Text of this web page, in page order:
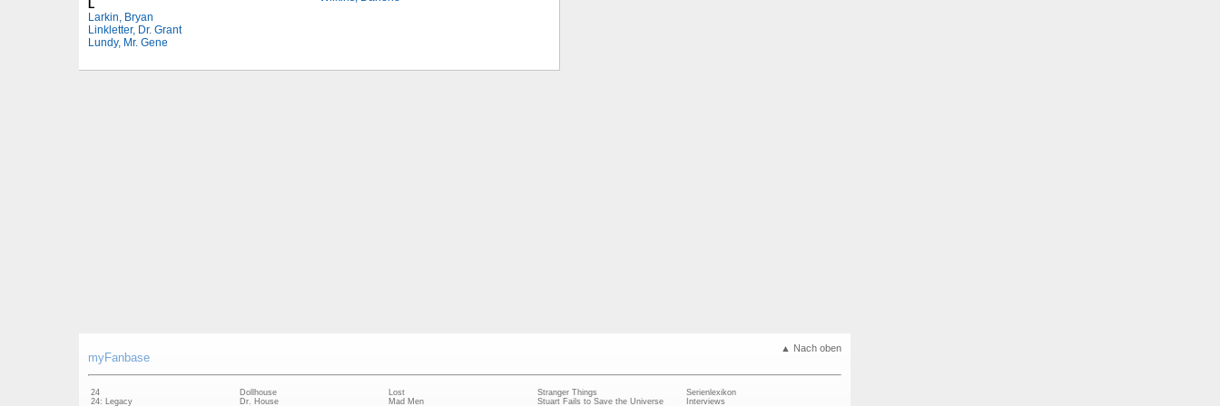
L
Larkin, Bryan
Linkletter, Dr. Grant
Lundy, Mr. Gene
▲ Nach oben
myFanbase
24
24: Legacy
Dollhouse
Dr. House
Lost
Mad Men
Stranger Things
Stuart Fails to Save the Universe
Serienlexikon
Interviews